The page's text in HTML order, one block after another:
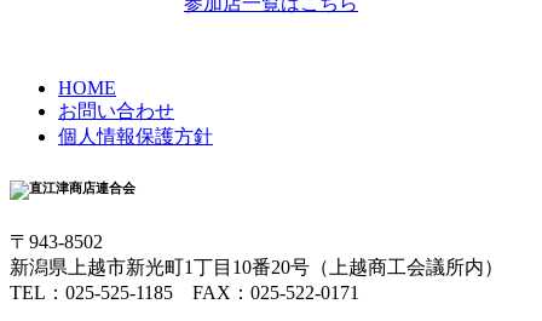
HOME
お問い合わせ
個人情報保護方針
〒943-8502
新潟県上越市新光町1丁目10番20号（上越商工会議所内）
TEL：025-525-1185 FAX：025-522-0171